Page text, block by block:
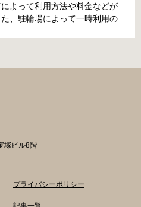
4丁目6-11 電話 0586-71-7100
本線尾張一宮駅より 徒歩4分 返
(若宮大通内) 電話 052-731-
ス「千早」下車、花田公園北
より 徒歩2分 返還の際に必要
円 自転車の鍵 身分証明証
はこちら 豊田市で撤去された
74 電話 0565-34-5200 最寄駅
上挙母駅より 徒歩15分 返還
通知書（郵送されている場
よって利用方法や料金などが
、駐輪場によって一時利用の
利用方法 利用登録申請書の提出
事務所へお尋ねください。 利
不要です。 定期利用料金 一
大学生等：1,700円／月 高校
／月 一部の方は全額免除とな
ちの方…等） 詳しくは、市役
ください。 一時利用料金 1日
の自転車駐輪場 利用方法 利用
塚ビル8階
プライバシーポリシー